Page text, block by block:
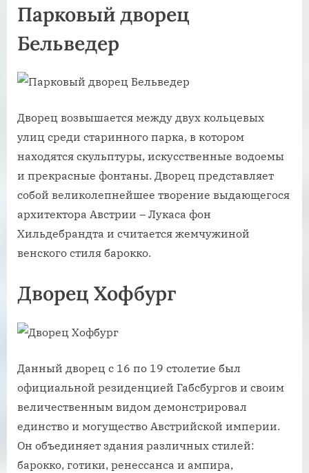
Парковый дворец
Бельведер
Дворец возвышается между двух кольцевых
улиц среди старинного парка, в котором
находятся скульптуры, искусственные водоемы
и прекрасные фонтаны. Дворец представляет
собой великолепнейшее творение выдающегося
архитектора Австрии – Лукаса фон
Хильдебрандта и считается жемчужиной
венского стиля барокко.
Дворец Хофбург
Данный дворец с 16 по 19 столетие был
официальной резиденцией Габсбургов и своим
величественным видом демонстрировал
единство и могущество Австрийской империи.
Он объединяет здания различных стилей:
барокко, готики, ренессанса и ампира,